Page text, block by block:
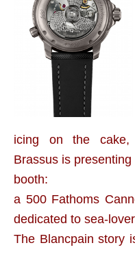
icing on the cake,
Brassus is
booth:
a 500 Fathoms
dedicated to sea-
The Blancpain story